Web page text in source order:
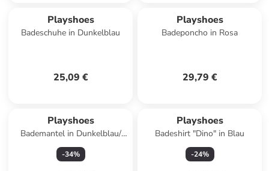
Playshoes
Badeschuhe in Dunkelblau
25,09 €
Playshoes
Badeponcho in Rosa
29,79 €
Playshoes
Bademantel in Dunkelblau/
Weiß
-34%
Playshoes
Badeshirt "Dino" in Blau
-24%